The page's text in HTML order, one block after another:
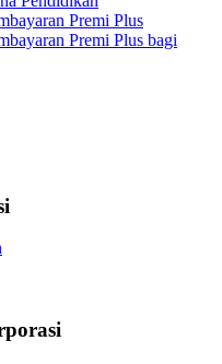
Premi Plus
Premi Plus bagi